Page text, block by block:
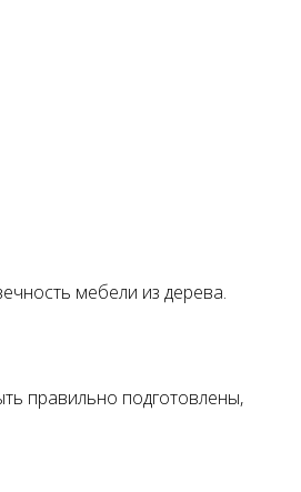
мебели из дерева.
правильно подготовлены,